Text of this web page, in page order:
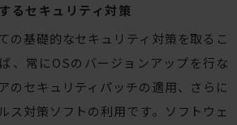
るセキュリティ対策
の基礎的なセキュリティ対策を取るこ
、常にOSのバージョンアップを行な
のセキュリティパッチの適用、さらに
ス対策ソフトの利用です。ソフトウェ